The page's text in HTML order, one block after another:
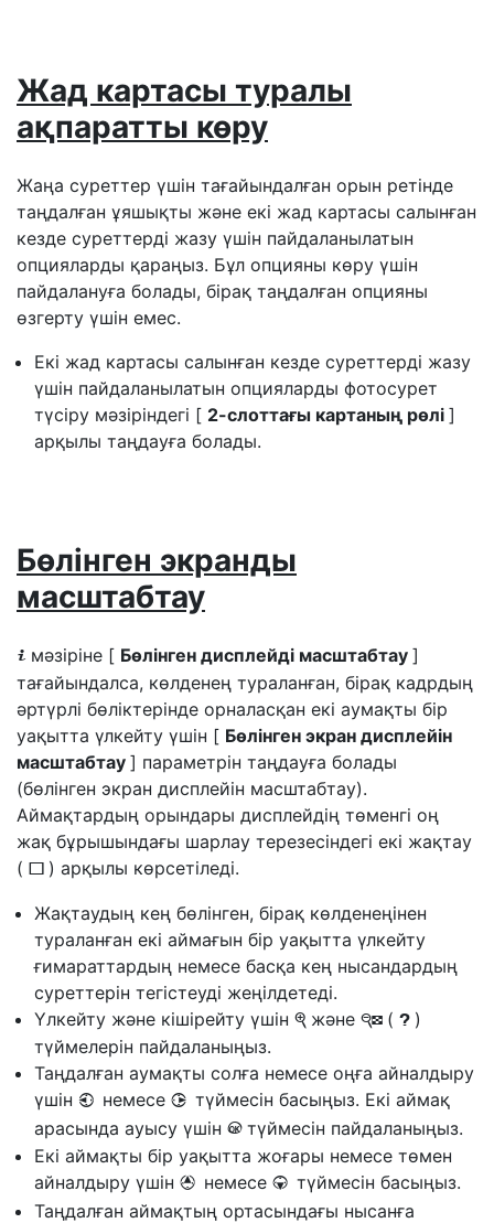
Жад картасы туралы
ақпаратты көру
Жаңа суреттер үшін тағайындалған орын ретінде
таңдалған ұяшықты және екі жад картасы салынған
кезде суреттерді жазу үшін пайдаланылатын
опцияларды қараңыз. Бұл опцияны көру үшін
пайдалануға болады, бірақ таңдалған опцияны
өзгерту үшін емес.
Екі жад картасы салынған кезде суреттерді жазу
үшін пайдаланылатын опцияларды фотосурет
түсіру мәзіріндегі [ 2-слоттағы картаның рөлі ]
арқылы таңдауға болады.
Бөлінген экранды
масштабтау
i мәзіріне [ Бөлінген дисплейді масштабтау ]
тағайындалса, көлденең тураланған, бірақ кадрдың
әртүрлі бөліктерінде орналасқан екі аумақты бір
уақытта үлкейту үшін [ Бөлінген экран дисплейін
масштабтау ] параметрін таңдауға болады
(бөлінген экран дисплейін масштабтау).
Аймақтардың орындары дисплейдің төменгі оң
жақ бұрышындағы шарлау терезесіндегі екі жақтау
( r ) арқылы көрсетіледі.
Жақтаудың кең бөлінген, бірақ көлденеңінен
тураланған екі аймағын бір уақытта үлкейту
ғимараттардың немесе басқа кең нысандардың
суреттерін тегістеуді жеңілдетеді.
Үлкейту және кішірейту үшін X және W ( Q )
түймелерін пайдаланыңыз.
Таңдалған аумақты солға немесе оңға айналдыру
үшін 4 немесе 2 түймесін басыңыз. Екі аймақ
арасында ауысу үшін J түймесін пайдаланыңыз.
Екі аймақты бір уақытта жоғары немесе төмен
айналдыру үшін 1 немесе 3 түймесін басыңыз.
Таңдалған аймақтың ортасындағы нысанға